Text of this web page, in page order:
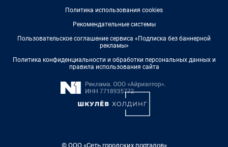
Политика использования cookies
Рекомендательные системы
Пользовательское соглашение сервиса «Подписка без баннерной
рекламы»
Политика конфиденциальности и обработки персональных данных и
правила использования сайта
© ООО «Сеть городских порталов»